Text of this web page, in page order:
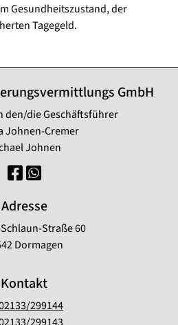
Gesundheitszustand, der
Tagegeld.
GmbH
den/die Geschäftsführer
Johnen-Cremer
Johnen
Adresse
Straße 60
Dormagen
Kontakt
299144